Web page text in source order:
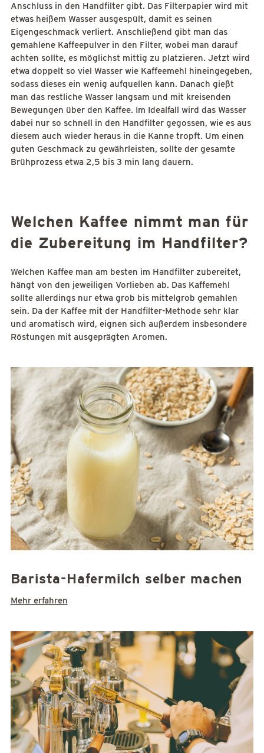
Anschluss in den Handfilter gibt. Das Filterpapier wird mit
etwas heißem Wasser ausgespült, damit es seinen
Eigengeschmack verliert. Anschließend gibt man das
gemahlene Kaffeepulver in den Filter, wobei man darauf
achten sollte, es möglichst mittig zu platzieren. Jetzt wird
etwa doppelt so viel Wasser wie Kaffeemehl hineingegeben,
sodass dieses ein wenig aufquellen kann. Danach gießt
man das restliche Wasser langsam und mit kreisenden
Bewegungen über den Kaffee. Im Idealfall wird das Wasser
dabei nur so schnell in den Handfilter gegossen, wie es aus
diesem auch wieder heraus in die Kanne tropft. Um einen
guten Geschmack zu gewährleisten, sollte der gesamte
Brühprozess etwa 2,5 bis 3 min lang dauern.
Welchen Kaffee nimmt man für
die Zubereitung im Handfilter?
Welchen Kaffee man am besten im Handfilter zubereitet,
hängt von den jeweiligen Vorlieben ab. Das Kaffemehl
sollte allerdings nur etwa grob bis mittelgrob gemahlen
sein. Da der Kaffee mit der Handfilter-Methode sehr klar
und aromatisch wird, eignen sich außerdem insbesondere
Röstungen mit ausgeprägten Aromen.
Barista-Hafermilch selber machen
Mehr erfahren